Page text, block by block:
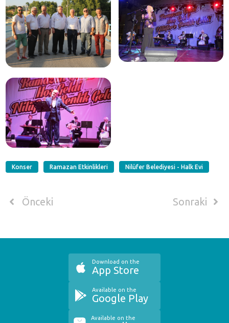
Konser Ramazan Etkinlikleri Nilüfer Belediyesi - Halk Evi
Önceki Sonraki
Download on the
App Store
Available on the
Google Play
Available on the